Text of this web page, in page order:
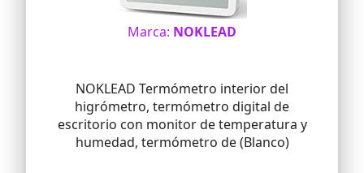
Marca: NOKLEAD
NOKLEAD Termómetro interior del
higrómetro, termómetro digital de
escritorio con monitor de temperatura y
humedad, termómetro de (Blanco)